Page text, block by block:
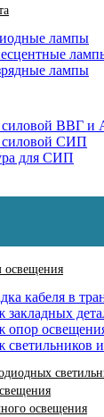
лампы
лампы
силовой ВВГ
силовой СИП
для СИП
освещения
кабеля в
опор
освещения